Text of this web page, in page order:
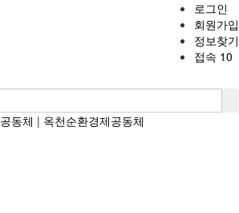
로그인
회원가입
정보찾기
접속 10
공동체 | 옥천순환경제공동체